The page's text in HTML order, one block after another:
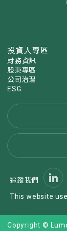
投資人專區
財務資訊
股東專區
公司治理
ESG
追蹤我們
This website
Copyright ©